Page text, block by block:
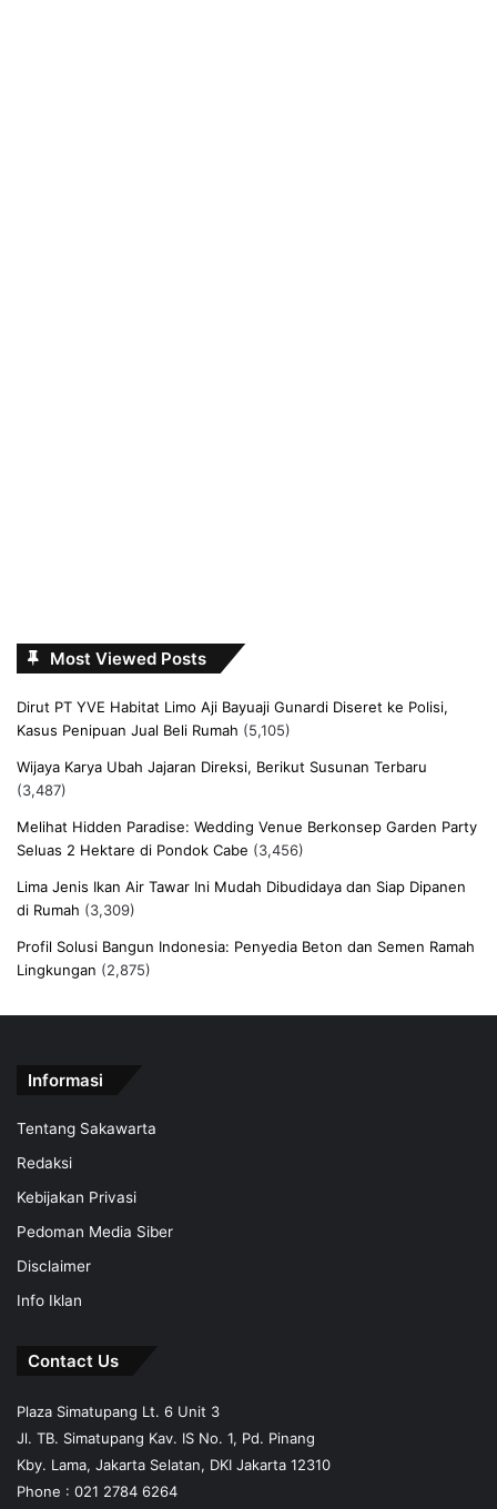
Most Viewed Posts
Dirut PT YVE Habitat Limo Aji Bayuaji Gunardi Diseret ke Polisi,
Kasus Penipuan Jual Beli Rumah (5,105)
Wijaya Karya Ubah Jajaran Direksi, Berikut Susunan Terbaru
(3,487)
Melihat Hidden Paradise: Wedding Venue Berkonsep Garden Party
Seluas 2 Hektare di Pondok Cabe (3,456)
Lima Jenis Ikan Air Tawar Ini Mudah Dibudidaya dan Siap Dipanen
di Rumah (3,309)
Profil Solusi Bangun Indonesia: Penyedia Beton dan Semen Ramah
Lingkungan (2,875)
Informasi
Tentang Sakawarta
Redaksi
Kebijakan Privasi
Pedoman Media Siber
Disclaimer
Info Iklan
Contact Us
Plaza Simatupang Lt. 6 Unit 3
Jl. TB. Simatupang Kav. IS No. 1, Pd. Pinang
Kby. Lama, Jakarta Selatan, DKI Jakarta 12310
Phone : 021 2784 6264